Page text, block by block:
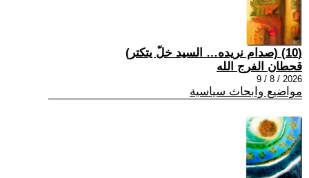
(10) (صدام نريده… السيد خلّ يتكتر)
قحطان الفرج الله
2026 / 8 / 9
مواضيع وابحاث سياسية